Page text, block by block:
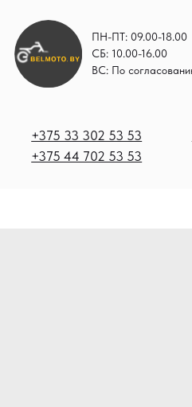
ПН-ПТ: 09.00-18.00
СБ: 10.00-16.00
ВС: По согласованию